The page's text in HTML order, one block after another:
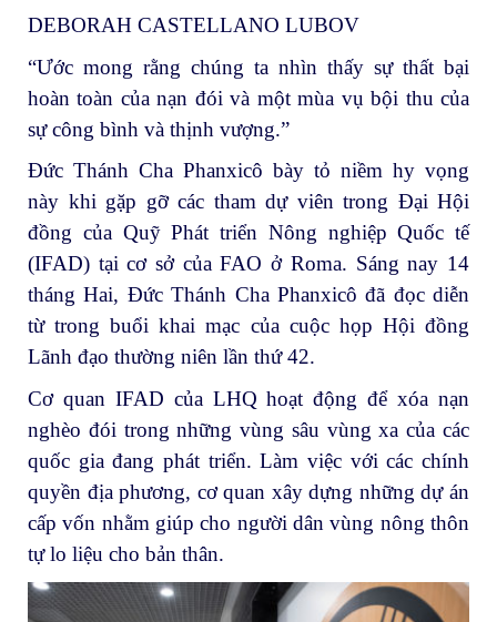
DEBORAH CASTELLANO LUBOV
“Ước mong rằng chúng ta nhìn thấy sự thất bại
hoàn toàn của nạn đói và một mùa vụ bội thu của
sự công bình và thịnh vượng.”
Đức Thánh Cha Phanxicô bày tỏ niềm hy vọng
này khi gặp gỡ các tham dự viên trong Đại Hội
đồng của Quỹ Phát triển Nông nghiệp Quốc tế
(IFAD) tại cơ sở của FAO ở Roma. Sáng nay 14
tháng Hai, Đức Thánh Cha Phanxicô đã đọc diễn
từ trong buổi khai mạc của cuộc họp Hội đồng
Lãnh đạo thường niên lần thứ 42.
Cơ quan IFAD của LHQ hoạt động để xóa nạn
nghèo đói trong những vùng sâu vùng xa của các
quốc gia đang phát triển. Làm việc với các chính
quyền địa phương, cơ quan xây dựng những dự án
cấp vốn nhằm giúp cho người dân vùng nông thôn
tự lo liệu cho bản thân.